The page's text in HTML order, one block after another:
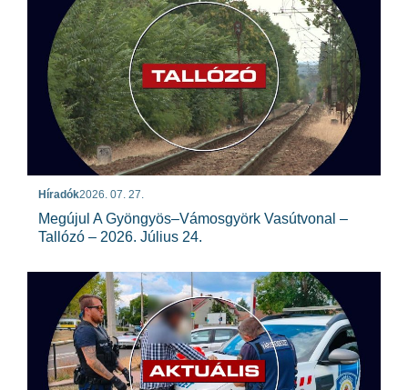
Híradók2026. 07. 27.
Megújul A Gyöngyös–Vámosgyörk Vasútvonal –
Tallózó – 2026. Július 24.